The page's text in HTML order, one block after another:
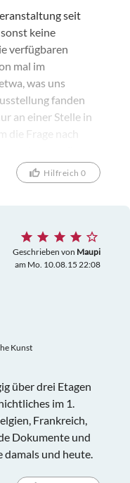
seit
keine
verfügbaren
mal im
was uns
fanden
an einer Stelle in
die Frage nach
Die
waren alle okay,
im 2.
Wir
Hilfreich 0
Geschrieben von Maupi
am Mo. 10.08.15 22:08
Kunst
über drei Etagen
im 1.
Frankreich,
Dokumente und
und heute.